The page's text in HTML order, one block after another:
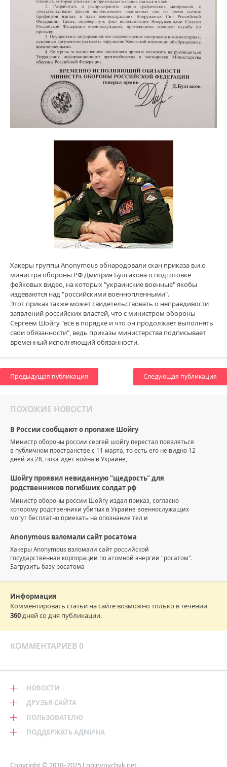
Хакеры группы Anonymous обнародовали скан приказа в.и.о
министра обороны РФ Дмитрия Булгакова о подготовке
фейковых видео, на которых "украинские военные" якобы
издеваются над "российскими военнопленными".
Этот приказ также может свидетельствовать о неправдивости
заявлений российских властей, что с министром обороны
Сергеем Шойгу "все в порядке и что он продолжает выполнять
свои обязанности", ведь приказы министерства подписывает
временный исполняющий обязанности.
Предыдущая публикация Следующая публикация
ПОХОЖИЕ НОВОСТИ
В России сообщают о пропаже Шойгу
Министр обороны россии сергей шойгу перестал появляться
в публичном пространстве с 11 марта, то есть его не видно 12
дней из 28, пока идет война в Украине,
Шойгу проявил невиданную "щедрость" для
родственников погибших солдат рф
Министр обороны россии Шойгу издал приказ, согласно
которому родственники убитых в Украине военнослужащих
могут бесплатно приехать на опознание тел и
Anonymous взломали сайт росатома
Хакеры Anonymous взломали сайт российской
государственная корпорации по атомной энергии "росатом".
Загрузить базу росатома
Информация
Комментировать статьи на сайте возможно только в течении
360дней со дня публикации.
КОММЕНТАРИЕВ 0
НОВОСТИ
ДРУЗЬЯ САЙТА
ПОЛЬЗОВАТЕЛЮ
ПОДДЕРЖАТЬ АДМИНА
Copyright © 2010–2025 Loginvovchyk.net